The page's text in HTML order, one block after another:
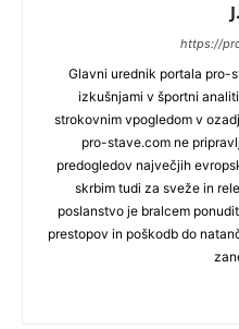
https://
Glavni urednik portala pro-
izkušnjami v športni
strokovnim vpogledom v
pro-stave.com ne
predogledov največjih
skrbim tudi za sveže in
poslanstvo je bralcem
prestopov in poškodb do